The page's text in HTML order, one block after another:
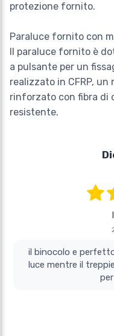
protezione fornito.
Paraluce fornito con
Il paraluce fornito è
a pulsante per un
realizzato in CFRP,
rinforzato con fibra di
resistente.
il binocolo e perfetto si vede anche con
luce mentre il